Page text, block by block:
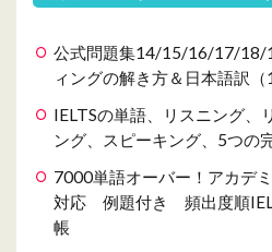
公式問題集14/15/16/17/18/
ィングの解き方＆日本語訳（
IELTSの単語、リスニング、
ング、スピーキング、5つの
7000単語オーバー！アカデ
対応 例題付き 頻出度順
帳